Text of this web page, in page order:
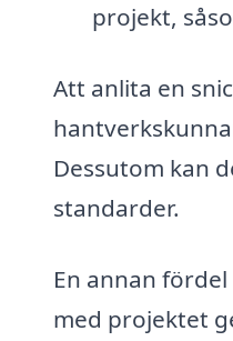
projekt,
Att anlita en
Dessutom kan
standarder.
En annan
med projektet